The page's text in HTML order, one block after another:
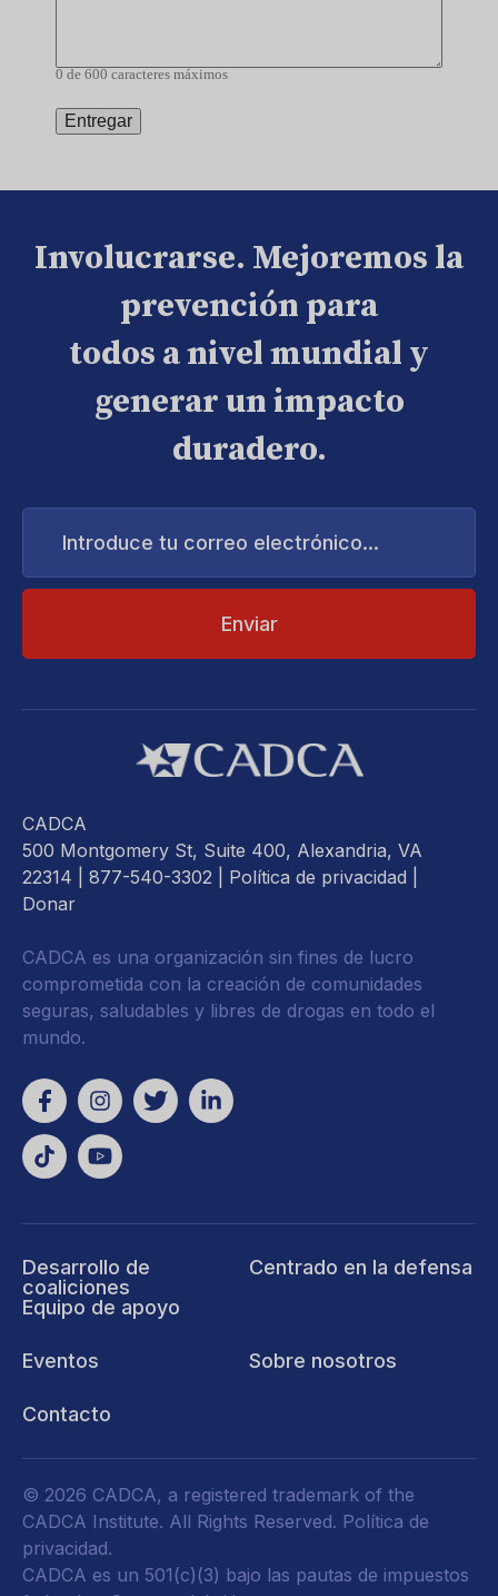
0 de 600 caracteres máximos
Involucrarse. Mejoremos la
prevención para
todos a nivel mundial y
generar un impacto
duradero.
Introduce
correo
CADCA
500 Montgomery St, Suite 400, Alexandria, VA
22314 | 877-540-3302 | Política de privacidad
Donar
CADCA es una organización sin fines de lucro
comprometida con la creación de comunidades
seguras, saludables y libres de drogas en todo el
mundo.
Desarrollo de
coaliciones
Equipo de apoyo
Centrado en la defensa
Eventos Sobre nosotros
Contacto
© 2026 CADCA, a registered trademark of the
CADCA Institute. All Rights Reserved. Política de
privacidad.
CADCA es un 501(c)(3) bajo las pautas de impuestos